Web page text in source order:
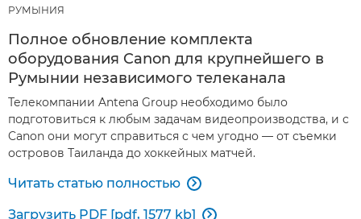
РУМЫНИЯ
Полное обновление комплекта
оборудования Canon для крупнейшего в
Румынии независимого телеканала
Телекомпании Antena Group необходимо было
подготовиться к любым задачам видеопроизводства, и с
Canon они могут справиться с чем угодно — от съемки
островов Таиланда до хоккейных матчей.
Читать статью полностью 
Загрузить PDF [pdf, 1577 kb] 